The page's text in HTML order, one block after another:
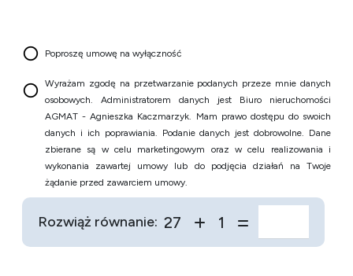
Poproszę umowę na wyłączność
Wyrażam zgodę na przetwarzanie podanych przeze mnie danych
osobowych. Administratorem danych jest Biuro nieruchomości
AGMAT - Agnieszka Kaczmarzyk. Mam prawo dostępu do swoich
danych i ich poprawiania. Podanie danych jest dobrowolne. Dane
zbierane są w celu marketingowym oraz w celu realizowania i
wykonania zawartej umowy lub do podjęcia działań na Twoje
żądanie przed zawarciem umowy.
Rozwiąż równanie: 27 1